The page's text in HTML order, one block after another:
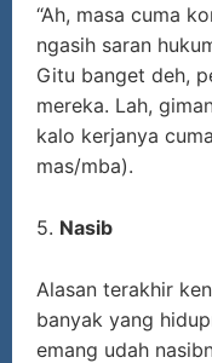
“Ah, masa cuma
ngasih saran
Gitu banget deh,
mereka. Lah,
kalo kerjanya
mas/mba).
5. Nasib
Alasan terakhir
banyak yang
emang udah